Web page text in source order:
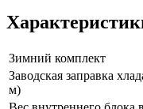
Зимний комплект
Заводская заправка
м)